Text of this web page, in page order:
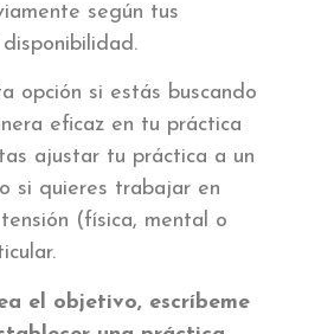
según tus
opción si estás buscando
eficaz en tu práctica
ajustar tu práctica a un
si quieres trabajar en
(física, mental o
el objetivo, escríbeme